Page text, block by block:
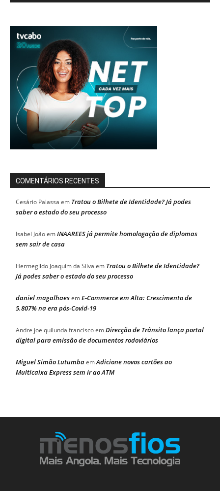
COMENTÁRIOS RECENTES
Cesário Palassa em Tratou o Bilhete de Identidade? Já podes
saber o estado do seu processo
Isabel JoãoemINAAREES já permite homologação de diplomas
sem sair de casa
Hermegildo Joaquim da Silva em Tratou o Bilhete de Identidade?
Já podes saber o estado do seu processo
daniel magalhaesemE-Commerce em Alta: Crescimento de
5.807% na era pós-Covid-19
Andre joe quilunda franciscoemDirecção de Trânsito lança portal
digital para emissão de documentos rodoviários
Miguel Simão LutumbaemAdicione novos cartões ao
Multicaixa Express sem ir ao ATM